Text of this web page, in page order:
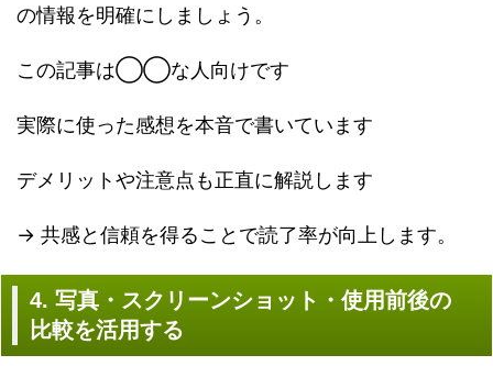
の情報を明確にしましょう。
この記事は◯◯な人向けです
実際に使った感想を本音で書いています
デメリットや注意点も正直に解説します
→ 共感と信頼を得ることで読了率が向上します。
4. 写真・スクリーンショット・使用前後の
比較を活用する